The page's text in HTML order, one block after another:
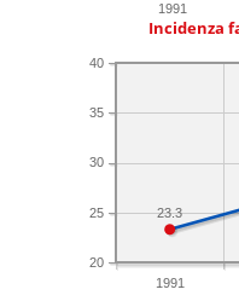
1991
Incidenza
1991
20
25
30
35
40
23.3